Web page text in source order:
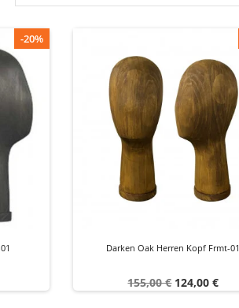
-20%
Darken Oak Herren Kopf Frmt-01
Verkaufspreis
155,00 € Preis
124,00 €